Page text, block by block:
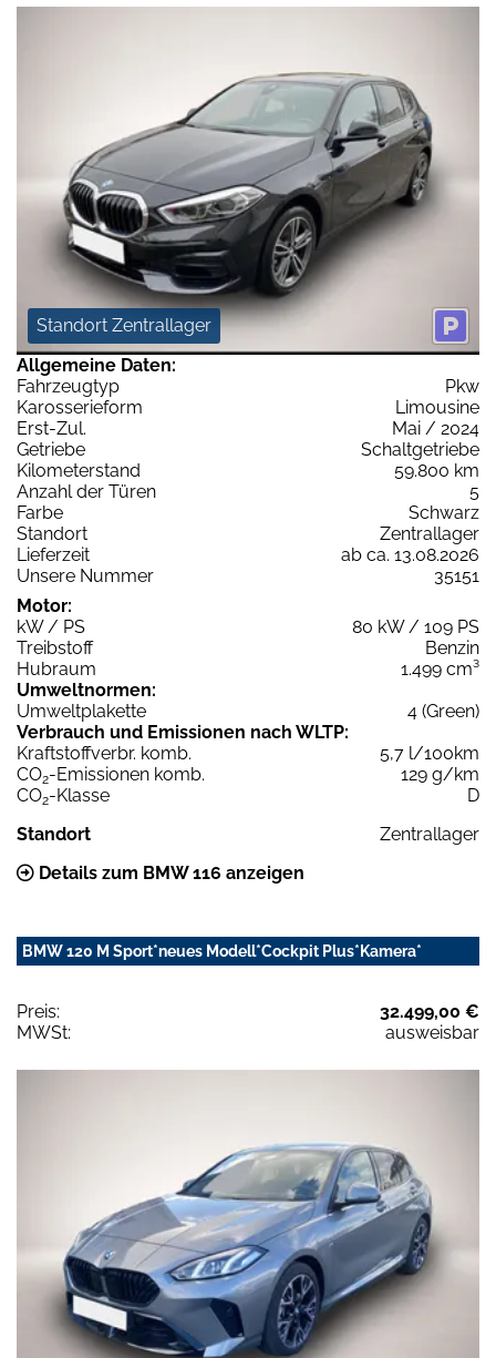
Standort Zentrallager
Allgemeine Daten:
Fahrzeugtyp
Pkw
Karosserieform
Limousine
Erst-Zul.
Mai / 2024
Getriebe
Schaltgetriebe
Kilometerstand
59.800 km
Anzahl der Türen
5
Farbe
Schwarz
Standort
Zentrallager
Lieferzeit
ab ca. 13.08.2026
Unsere Nummer
35151
Motor:
kW / PS
80 kW / 109 PS
Treibstoff
Benzin
Hubraum
1.499 cm³
Umweltnormen:
Umweltplakette
4 (Green)
Verbrauch und Emissionen nach WLTP:
Kraftstoffverbr. komb.
5,7 l/100km
CO2-Emissionen komb.
129 g/km
CO2-Klasse
D
Standort
Zentrallager
Details zum BMW 116 anzeigen
BMW 120 M Sport*neues Modell*Cockpit Plus*Kamera*
Preis:
32.499,00 €
MWSt:
ausweisbar